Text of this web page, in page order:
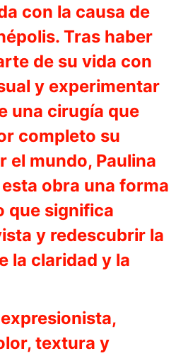
con la causa de
Tras haber
de su vida con
y experimentar
una cirugía que
completo su
el mundo, Paulina
obra una forma
que significa
y redescubrir la
la claridad y la
textura y